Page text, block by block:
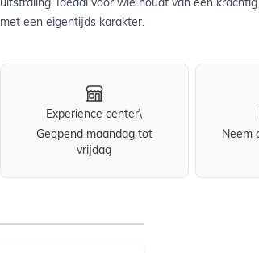
met een eigentijds karakter.
Experience center\
Geopend maandag tot
vrijdag
Neem